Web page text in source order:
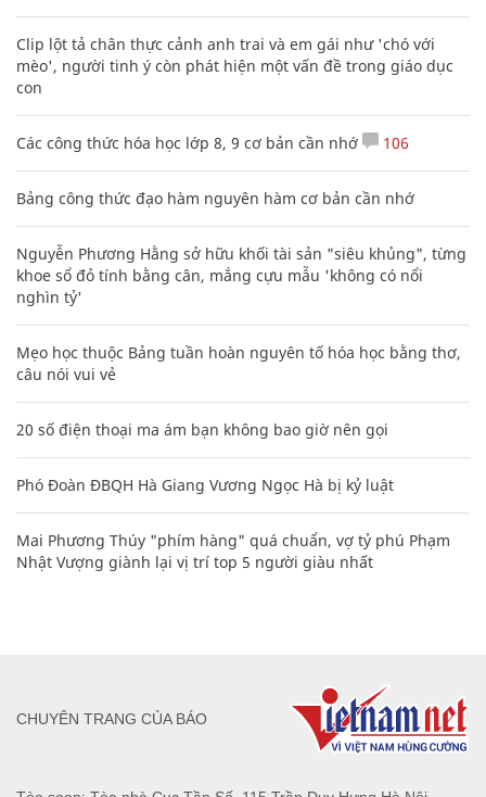
Clip lột tả chân thực cảnh anh trai và em gái như 'chó với
mèo', người tinh ý còn phát hiện một vấn đề trong giáo dục
con
Các công thức hóa học lớp 8, 9 cơ bản cần nhớ 106
Bảng công thức đạo hàm nguyên hàm cơ bản cần nhớ
Nguyễn Phương Hằng sở hữu khối tài sản "siêu khủng", từng
khoe sổ đỏ tính bằng cân, mắng cựu mẫu 'không có nổi
nghìn tỷ'
Mẹo học thuộc Bảng tuần hoàn nguyên tố hóa học bằng thơ,
câu nói vui vẻ
20 số điện thoại ma ám bạn không bao giờ nên gọi
Phó Đoàn ĐBQH Hà Giang Vương Ngọc Hà bị kỷ luật
Mai Phương Thúy "phím hàng" quá chuẩn, vợ tỷ phú Phạm
Nhật Vượng giành lại vị trí top 5 người giàu nhất
CHUYÊN TRANG CỦA BÁO